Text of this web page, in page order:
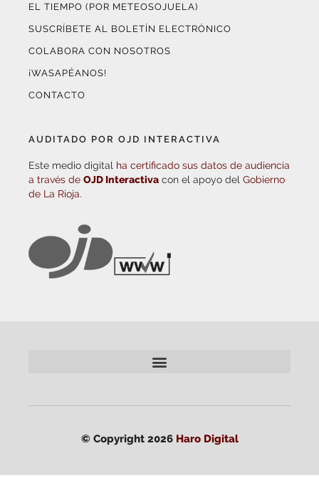
EL TIEMPO (POR METEOSOJUELA)
SUSCRÍBETE AL BOLETÍN ELECTRÓNICO
COLABORA CON NOSOTROS
¡WASAPÉANOS!
CONTACTO
AUDITADO POR OJD INTERACTIVA
Este medio digital ha certificado sus datos de audiencia
a través de OJD Interactiva con el apoyo del Gobierno
de La Rioja.
© Copyright 2026 Haro Digital